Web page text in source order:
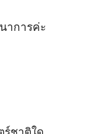
าการค่ะ